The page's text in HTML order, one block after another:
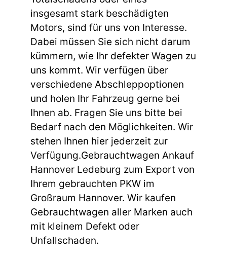
insgesamt stark beschädigten
Motors, sind für uns von Interesse.
Dabei müssen Sie sich nicht darum
kümmern, wie Ihr defekter Wagen zu
uns kommt. Wir verfügen über
verschiedene Abschleppoptionen
und holen Ihr Fahrzeug gerne bei
Ihnen ab. Fragen Sie uns bitte bei
Bedarf nach den Möglichkeiten. Wir
stehen Ihnen hier jederzeit zur
Verfügung.Gebrauchtwagen Ankauf
Hannover Ledeburg zum Export von
Ihrem gebrauchten PKW im
Großraum Hannover. Wir kaufen
Gebrauchtwagen aller Marken auch
mit kleinem Defekt oder
Unfallschaden.